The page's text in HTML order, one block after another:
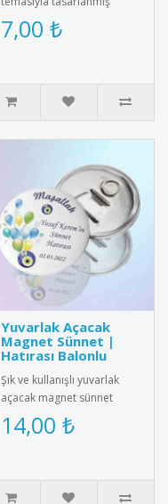
karne kılıfı. Dayanıklı ve
kaliteli malzemeden
7,00 ₺
Yuvarlak Açacak
Magnet Sünnet |
Hatırası Balonlu
Şık ve kullanışlı yuvarlak
açacak magnet sünnet
hediyesi. Yüksek kaliteli
mıknatıs ve paslanmaz
14,00 ₺